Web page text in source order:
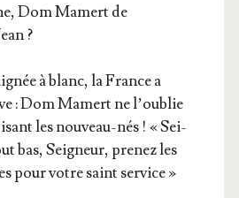
Dom Mamert de
?
à blanc, la France a
: Dom Mamert ne l’ou­blie
les nou­veau-nés ! « Sei­
bas, Sei­gneur, pre­nez les
pour votre saint service »